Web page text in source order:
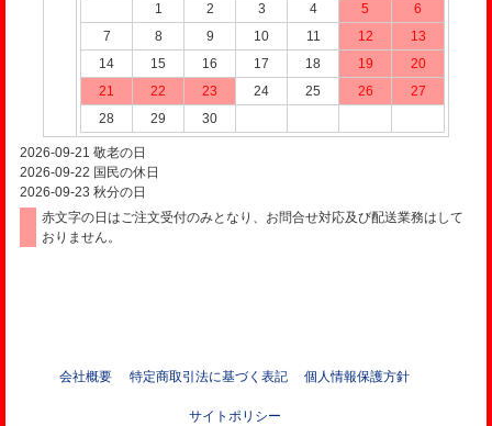
1
2 3 4 5
6
7
8 9 10 11 12
13
14
15 16 17 18 19
20
21
22 23 24 25 26
27
28
29 30
2026-09-21 敬老の日
2026-09-22 国民の休日
2026-09-23 秋分の日
赤文字の日はご注文受付のみとなり、お問合せ対応及び配送業務はして
おりません。
会社概要 特定商取引法に基づく表記 個人情報保護方針
サイトポリシー